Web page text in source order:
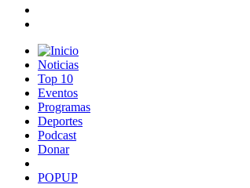
Noticias
Top 10
Eventos
Programas
Deportes
Podcast
Donar
POPUP